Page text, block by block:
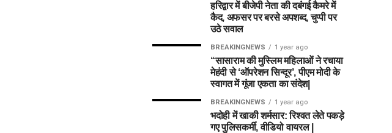
हरिद्वार में बीजेपी नेता की दबंगई कैमरे में
कैद, अफसर पर बरसे अपशब्द, चुप्पी पर
उठे सवाल
BREAKINGNEWS 1 year ago
“सासाराम की मुस्लिम महिलाओं ने रचाया
मेहंदी से ‘ऑपरेशन सिन्दूर’, पीएम मोदी के
स्वागत में गूंजा एकता का संदेश|
BREAKINGNEWS 1 year ago
भदोही में खाकी शर्मसार: रिश्वत लेते पकड़े
गए पुलिसकर्मी, वीडियो वायरल |